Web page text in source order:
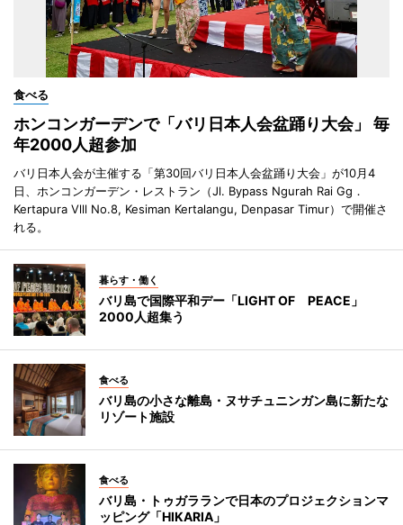
食べる
ホンコンガーデンで「バリ日本人会盆踊り大会」 毎
年2000人超参加
バリ日本人会が主催する「第30回バリ日本人会盆踊り大会」が10月4
日、ホンコンガーデン・レストラン（Jl. Bypass Ngurah Rai Gg．
Kertapura Vlll No.8, Kesiman Kertalangu, Denpasar Timur）で開催さ
れる。
暮らす・働く
バリ島で国際平和デー「LIGHT OF PEACE」
2000人超集う
食べる
バリ島の小さな離島・ヌサチュニンガン島に新たな
リゾート施設
食べる
バリ島・トゥガラランで日本のプロジェクションマ
ッピング「HIKARIA」